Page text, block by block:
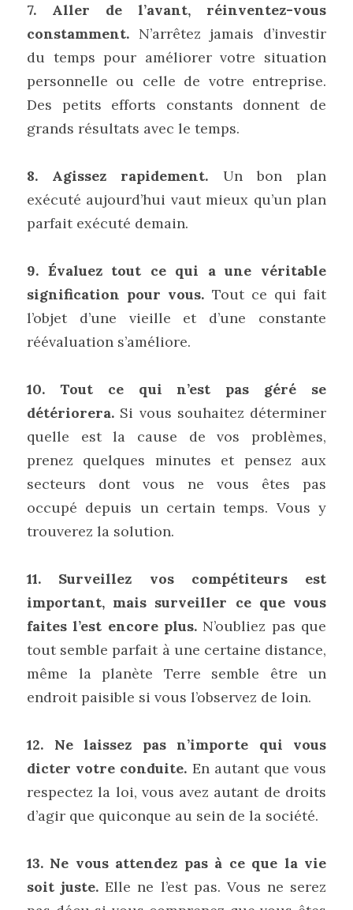
7. Aller de l’avant, réinventez-vous
constamment. N’arrêtez jamais d’investir
du temps pour améliorer votre situation
personnelle ou celle de votre entreprise.
Des petits efforts constants donnent de
grands résultats avec le temps.
8. Agissez rapidement. Un bon plan
exécuté aujourd’hui vaut mieux qu’un plan
parfait exécuté demain.
9. Évaluez tout ce qui a une véritable
signification pour vous. Tout ce qui fait
l’objet d’une vieille et d’une constante
réévaluation s’améliore.
10. Tout ce qui n’est pas géré se
détériorera. Si vous souhaitez déterminer
quelle est la cause de vos problèmes,
prenez quelques minutes et pensez aux
secteurs dont vous ne vous êtes pas
occupé depuis un certain temps. Vous y
trouverez la solution.
11. Surveillez vos compétiteurs est
important, mais surveiller ce que vous
faites l’est encore plus. N’oubliez pas que
tout semble parfait à une certaine distance,
même la planète Terre semble être un
endroit paisible si vous l’observez de loin.
12. Ne laissez pas n’importe qui vous
dicter votre conduite. En autant que vous
respectez la loi, vous avez autant de droits
d’agir que quiconque au sein de la société.
13. Ne vous attendez pas à ce que la vie
soit juste. Elle ne l’est pas. Vous ne serez